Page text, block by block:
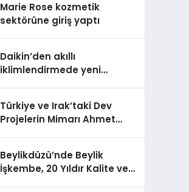
Aldı
Marie Rose kozmetik
sektörüne giriş yaptı
Daikin’den akıllı
iklimlendirmede yeni
Türkiye ve Irak’taki Dev
Projelerin Mimarı Ahmet
Holding Industrial City”
Projesini Hayata Geçirecek
Beylikdüzü’nde Beylik
İşkembe, 20 Yıldır Kalite ve